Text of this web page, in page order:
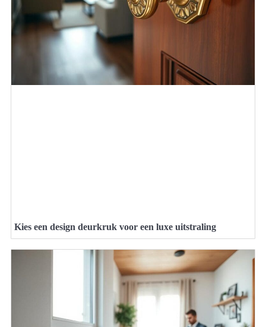
Kies een design deurkruk voor een luxe uitstraling